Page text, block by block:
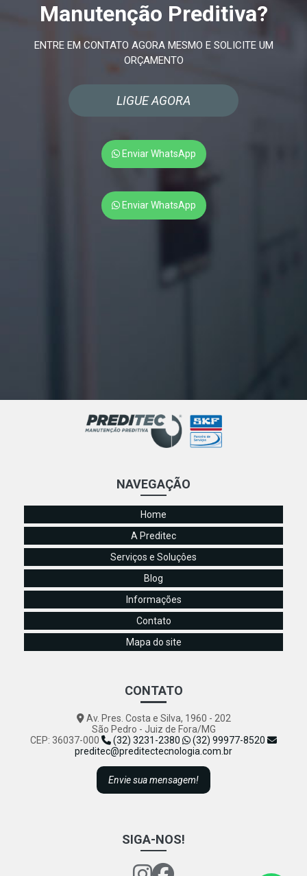
Manutenção Preditiva?
ENTRE EM CONTATO AGORA MESMO E SOLICITE UM
ORÇAMENTO
LIGUE AGORA
Enviar WhatsApp
Enviar WhatsApp
NAVEGAÇÃO
Home
A Preditec
Serviços e Soluçôes
Blog
Informações
Contato
Mapa do site
CONTATO
Av. Pres. Costa e Silva, 1960 - 202
São Pedro - Juiz de Fora/MG
CEP: 36037-000
(32) 3231-2380
(32) 99977-8520
preditec@preditectecnologia.com.br
Envie sua mensagem!
SIGA-NOS!